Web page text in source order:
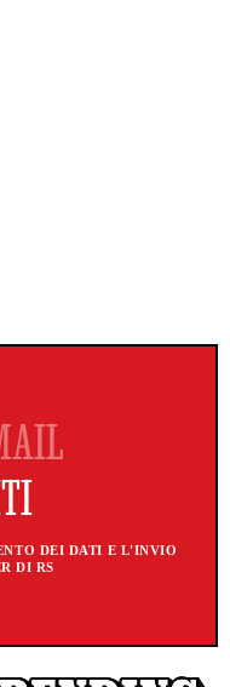
DEI DATI E L'INVIO
DI RS